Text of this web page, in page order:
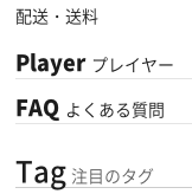
配送・送料
Player プレイヤー
FAQ よくある質問
Tag 注目のタグ